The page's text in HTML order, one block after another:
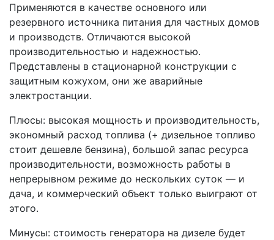
Применяются в качестве основного или
резервного источника питания для частных домов
и производств. Отличаются высокой
производительностью и надежностью.
Представлены в стационарной конструкции с
защитным кожухом, они же аварийные
электростанции.
Плюсы: высокая мощность и производительность,
экономный расход топлива (+ дизельное топливо
стоит дешевле бензина), большой запас ресурса
производительности, возможность работы в
непрерывном режиме до нескольких суток — и
дача, и коммерческий объект только выиграют от
этого.
Минусы: стоимость генератора на дизеле будет